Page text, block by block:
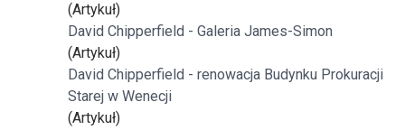
(Artykuł)
David Chipperfield - Galeria James-Simon
(Artykuł)
David Chipperfield - renowacja Budynku Prokuracji
Starej w Wenecji
(Artykuł)